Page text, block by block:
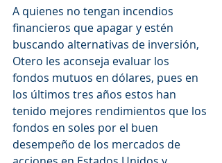
A quienes no tengan incendios
financieros que apagar y estén
buscando alternativas de inversión,
Otero les aconseja evaluar los
fondos mutuos en dólares, pues en
los últimos tres años estos han
tenido mejores rendimientos que los
fondos en soles por el buen
desempeño de los mercados de